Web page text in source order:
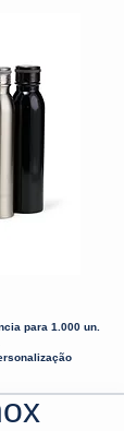
para 1.000 un.